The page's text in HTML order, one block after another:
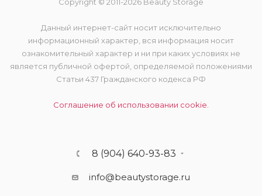
Данный интернет-сайт носит исключительно
информационный характер, вся информация носит
ознакомительный характер и ни при каких условиях не
является публичной офертой, определяемой положениями
Статьи 437 Гражданского кодекса РФ
Соглашение об использовании cookie.
8 (904) 640-93-83
info@beautystorage.ru